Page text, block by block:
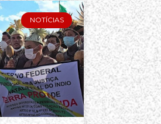
NOTÍCIAS